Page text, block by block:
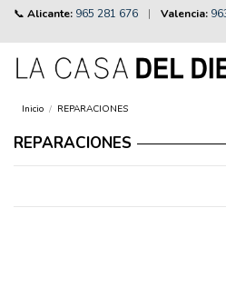
📞 Alicante: 965 281 676 | Valencia:
Inicio REPARACIONES
REPARACIONES